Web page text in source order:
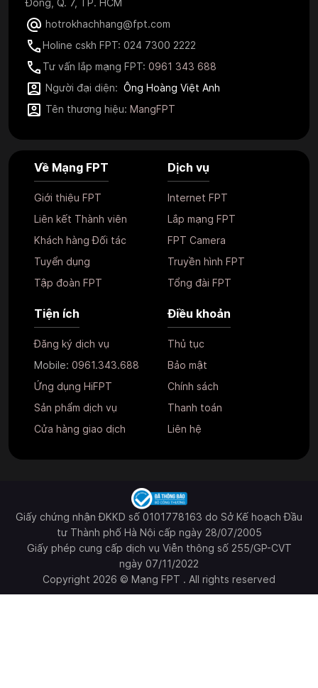
hotrokhachhang@fpt.com
Holine cskh FPT: 024 7300 2222
Tư vấn lắp mạng FPT: 0961 343 688
Người đại diện: Ông Hoàng Việt Anh
Tên thương hiệu: MangFPT
Về Mạng FPT
Giới thiệu FPT
Liên kết Thành viên
Khách hàng Đối tác
Tuyển dụng
Tập đoàn FPT
Dịch vụ
Internet FPT
Lắp mạng FPT
FPT Camera
Truyền hình FPT
Tổng đài FPT
Tiện ích
Đăng ký dịch vụ
Mobile: 0961.343.688
Ứng dụng HiFPT
Sản phẩm dịch vụ
Cửa hàng giao dịch
Điều khoản
Thủ tục
Bảo mật
Chính sách
Thanh toán
Liên hệ
Giấy chứng nhận ĐKKD số 0101778163 do Sở Kế hoạch Đầu
tư Thành phố Hà Nội cấp ngày 28/07/2005
Giấy phép cung cấp dịch vụ Viễn thông số 255/GP-CVT
ngày 07/11/2022
Copyright 2026 © Mạng FPT . All rights reserved